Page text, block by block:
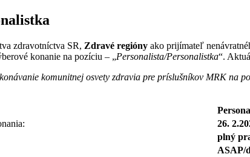
zdravotníctva SR, Zdravé regióny ako prijímateľ
konanie na pozíciu – „Personalista/Personalistka“.
komunitnej osvety zdravia pre príslušníkov MRK na
26.
plný
ASAP/